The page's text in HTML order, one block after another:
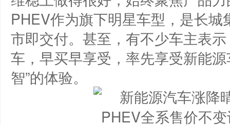
PHEV作为旗下明星车型，是长
市即交付。甚至，有不少车主表
车，早买早享受，率先享受新能
智”的体验。